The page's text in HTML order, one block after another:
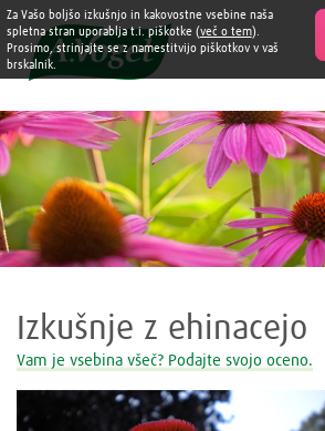

Izkušnje z ehinacejo
Vam je vsebina všeč? Podajte svojo oceno.
Za Vašo boljšo izkušnjo in kakovostne vsebine naša
spletna stran uporablja t.i. piškotke (več o tem).
Prosimo, strinjajte se z namestitvijo piškotkov v vaš
brskalnik.